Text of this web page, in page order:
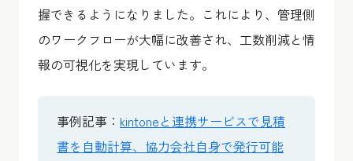
握できるようになりました。これにより、管理側
のワークフローが大幅に改善され、工数削減と情
報の可視化を実現しています。
事例記事： kintoneと連携サービスで見積
書を自動計算、協力会社自身で発行可能